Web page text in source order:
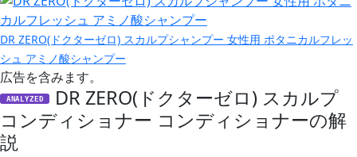
DR ZERO(ドクターゼロ) スカルプシャンプー 女性用 ポタニカルフレッ
シュ アミノ酸シャンプー
広告を含みます。
ANALYZED
DR ZERO(ドクターゼロ) スカルプ
コンディショナー コンディショナーの解
説